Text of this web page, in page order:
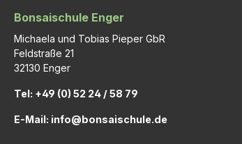
Bonsaischule Enger
Michaela und Tobias Pieper GbR
Feldstraße 21
32130 Enger
Tel: +49 (0) 52 24 / 58 79
E-Mail: info@bonsaischule.de